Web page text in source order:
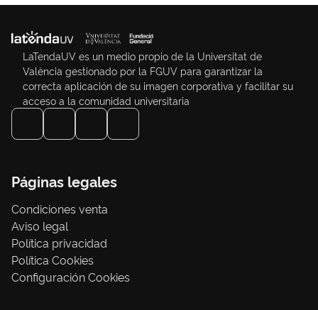
LaTendaUV es un medio propio de la Universitat de
València gestionado por la FGUV para garantizar la
correcta aplicación de su imagen corporativa y facilitar su
acceso a la comunidad universitaria
Páginas legales
Condiciones venta
Aviso legal
Política privacidad
Política Cookies
Configuración Cookies